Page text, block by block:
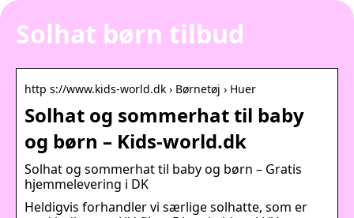
Solhat børn tilbud
http s://www.kids-world.dk › Børnetøj › Huer
Solhat og sommerhat til baby
og børn – Kids-world.dk
Solhat og sommerhat til baby og børn – Gratis
hjemmelevering i DK
Heldigvis forhandler vi særlige solhatte, som er